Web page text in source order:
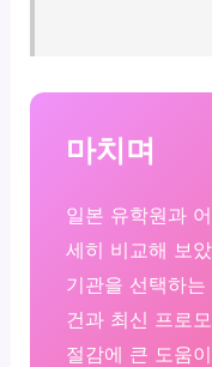
마치며
일본 유학원과
세히 비교해 보
기관을 선택하
건과 최신 프로
절감에 큰 도움